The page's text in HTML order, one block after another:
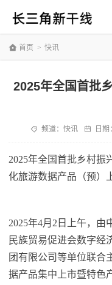
首页 > 快讯
2025年全国首批
频道： 快讯 日期：
2025年全国首批乡村振
化旅游数据产品（预）
2025年4月2日上午，由
民族贸易促进会数字经
团有限公司等单位联合
据产品集中上市暨特色